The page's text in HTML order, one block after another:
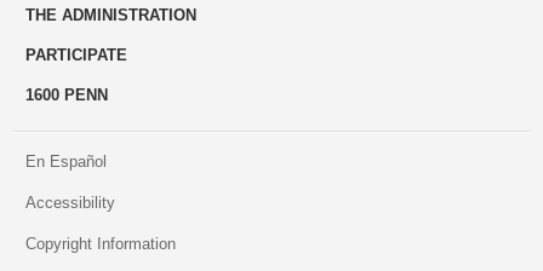
THE ADMINISTRATION
PARTICIPATE
1600 PENN
En Español
Accessibility
Copyright Information